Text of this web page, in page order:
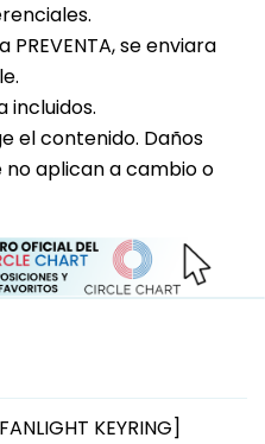
PREVENTA, se enviara
incluidos.
el contenido. Daños
aplican a cambio o
KEYRING]